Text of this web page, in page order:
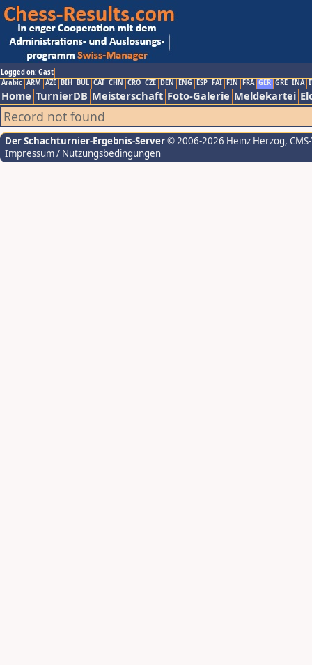
Logged on: Gast
Arabic ARM AZE BIH BUL CAT CHN CRO CZE DEN ENG ESP FAI FIN FRA GER GRE INA
Home TurnierDB Meisterschaft Foto-Galerie Meldekartei
Record not found
Der Schachturnier-Ergebnis-Server© 2006-2026 Heinz Herzog,
Impressum / Nutzungsbedingungen